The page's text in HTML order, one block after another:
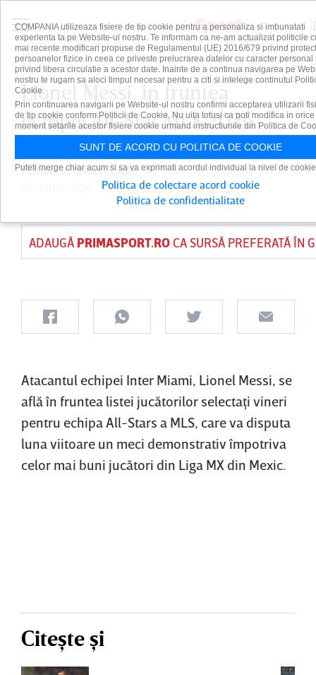
Lionel Messi, în fruntea
echipei All-Star MLS 2026
FOTBAL INTERNAȚIONAL PUBLICAT DEDAIAN CUTU
ADAUGĂ PRIMASPORT.ROCA SURSĂ PREFERATĂ ÎN
Atacantul echipei Inter Miami, Lionel Messi, se
află în fruntea listei jucătorilor selectaţi vineri
pentru echipa All-Stars a MLS, care va disputa
luna viitoare un meci demonstrativ împotriva
celor mai buni jucători din Liga MX din Mexic.
Citește și
COMPANIA utilizeaza fisiere de tip cookie pentru a personaliza si imbunatati
experienta ta pe Website-ul nostru. Te informam ca ne-am actualizat politicile
mai recente modificari propuse de Regulamentul (UE) 2016/679 privind
persoanelor fizice in ceea ce priveste prelucrarea datelor cu caracter personal
privind libera circulatie a acestor date. Inainte de a continua navigarea pe
nostru te rugam sa aloci timpul necesar pentru a citi si intelege continutul
Cookie.
Prin continuarea navigarii pe Website-ul nostru confirmi acceptarea utilizarii
de tip cookie conform Politicii de Cookie. Nu uita totusi ca poti modifica in orice
moment setarile acestor fisiere cookie urmand instructiunile din Politica de
SUNT DE ACORD CU POLITICA DE COOKIE
Puteti merge chiar acum si sa va exprimati acordul individual la nivel de
Politica de colectare acord cookie
Politica de confidentialitate